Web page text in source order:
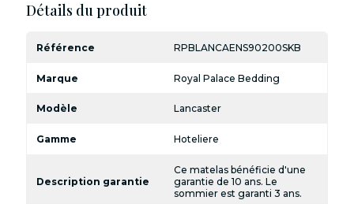
Détails du produit
Référence RPBLANCAENS90200SKB
Marque Royal Palace Bedding
Modèle Lancaster
Gamme Hoteliere
Description garantie
Ce matelas bénéficie d'une
garantie de 10 ans. Le
sommier est garanti 3 ans.